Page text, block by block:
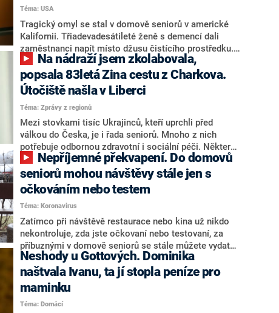
Téma: USA
Tragický omyl se stal v domově seniorů v americké
Kalifornii. Třiadevadesátileté ženě s demencí dali
zaměstnanci napít místo džusu čistícího prostředku.
Na následky omylu zemřela. Policie nyní vyšetřuje, jak
přesně k incidentu došlo.
popsala 83letá Zina cestu z Charkova.
Útočiště našla v Liberci
Téma: Zprávy z regionů
Mezi stovkami tisíc Ukrajinců, kteří uprchli před
válkou do Česka, je i řada seniorů. Mnoho z nich
potřebuje odbornou zdravotní i sociální péči. Některé
se podařilo umístit do domovů pro seniory, například v
libereckém domově na Františkově našlo azyl pět
Ukrajinců.
seniorů mohou návštěvy stále jen s
očkováním nebo testem
Téma: Koronavirus
Zatímco při návštěvě restaurace nebo kina už nikdo
nekontroluje, zda jste očkovaní nebo testovaní, za
příbuznými v domově seniorů se stále můžete vydat
jen s platnou Tečkou v mobilu. Pro řadu lidí je to
nepříjemné překvapení. Jiní přiznávají, že se nechali
očkovat jen kvůli tomu, aby mohli navštěvovat své
staré rodiče.
Neshody u Gottových. Dominika
naštvala Ivanu, ta jí stopla peníze pro
maminku
Téma: Domácí